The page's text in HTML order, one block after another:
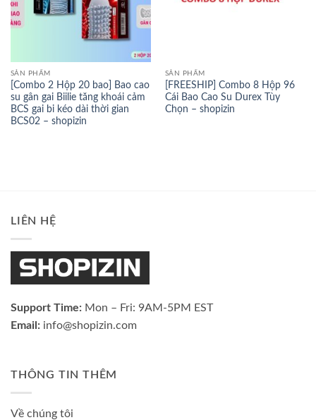
SẢN PHẨM
[Combo 2 Hộp 20 bao] Bao cao
su gân gai Biilie tăng khoái cảm
BCS gai bi kéo dài thời gian
BCS02 – shopizin
SẢN PHẨM
[FREESHIP] Combo 8 Hộp 96
Cái Bao Cao Su Durex Tùy
Chọn – shopizin
LIÊN HỆ
Support Time: Mon – Fri: 9AM-5PM EST
Email: info@shopizin.com
THÔNG TIN THÊM
Về chúng tôi